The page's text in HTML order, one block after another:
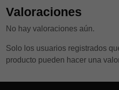
Valoraciones
No hay valoraciones aún.
Solo los usuarios registrados
producto pueden hacer una